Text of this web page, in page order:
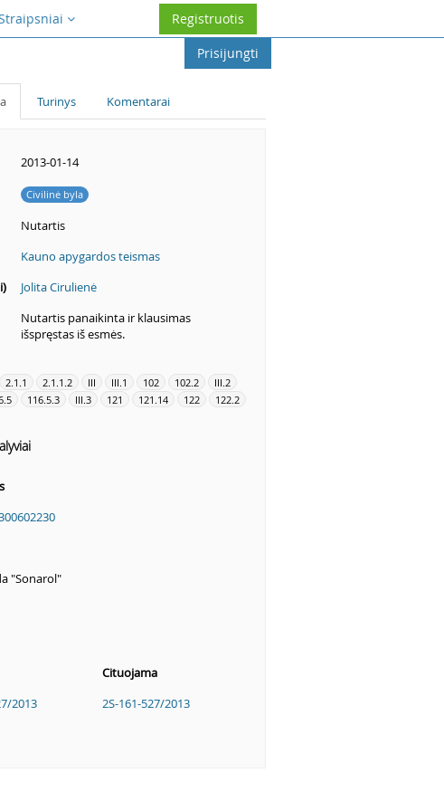
Registruotis
Prisijungti
Turinys Komentarai
2013-01-14
Civilinė byla
Nutartis
Kauno apygardos teismas
Jolita Cirulienė
Nutartis panaikinta ir klausimas
išspręstas iš esmės.
2.1.1 2.1.1.2 III III.1 102 102.2
III.2
116.5.3 III.3 121 121.14 122 122.2
"Sonarol"
Cituojama
2013
2S-161-527/2013